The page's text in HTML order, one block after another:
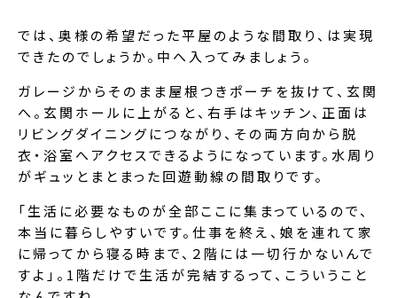
では、奥様の希望だった平屋のような間取り、は実現
できたのでしょうか。中へ入ってみましょう。
ガレージからそのまま屋根つきポーチを抜けて、玄関
へ。玄関ホールに上がると、右手はキッチン、正面は
リビングダイニングにつながり、その両方向から脱
衣・浴室へアクセスできるようになっています。水周り
がギュッとまとまった回遊動線の間取りです。
「生活に必要なものが全部ここに集まっているので、
本当に暮らしやすいです。仕事を終え、娘を連れて家
に帰ってから寝る時まで、２階には一切行かないんで
すよ」。1階だけで生活が完結するって、こういうこと